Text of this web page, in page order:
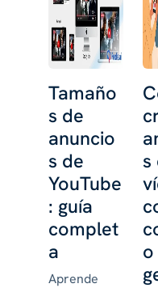
Tamaño
s de
anuncio
s de
YouTube
: guía
complet
a
Aprende
s
o